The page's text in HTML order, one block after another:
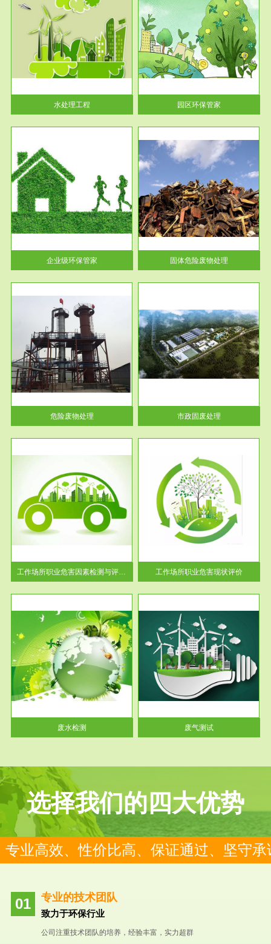
水处理工程
服务范围
园区环保管家
2016 年 4 月，环保部下发《关
于积极发挥环境保护作用促进供
给侧结...
园区环保管家
企业级环保管家
服务范围
固体危险废物处理
固体废物解释：固体废物是指人
们在生产建设、日常生活和其他
活动中...
固体危险废物处理
危险废物处理
服务范围
市政固废处理
蔚蓝生态环境科技所从事的市政
废物处理业务包括市政废物的处
理处...
市政固废处理
工作场所职业危害因素检测与评价...
服务范围
工作场所职业危害现状评价
【现状评价意义】：具体因素---
-通过质谱分析等多种手段明确
工作场...
工作场所职业危害现状评价
废水检测
服务范围
废气测试
检测范围工业废气检测包括有机
废气和无机废气。有机废气主要
包括...
废气测试
选择我们的四大优势
专业高效、性价比高、保证通过、坚守承
专业的技术团队
致力于环保行业
公司注重技术团队的培养，经验丰富，实力超群